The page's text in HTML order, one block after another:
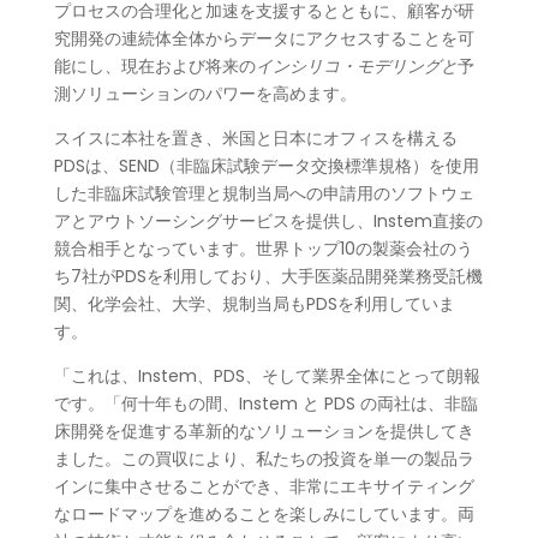
プロセスの合理化と加速を支援するとともに、顧客が研
究開発の連続体全体からデータにアクセスすることを可
能にし、現在および将来のインシリコ・モデリングと予
測ソリューションのパワーを高めます。
スイスに本社を置き、米国と日本にオフィスを構える
PDSは、SEND（非臨床試験データ交換標準規格）を使用
した非臨床試験管理と規制当局への申請用のソフトウェ
アとアウトソーシングサービスを提供し、Instem直接の
競合相手となっています。世界トップ10の製薬会社のう
ち7社がPDSを利用しており、大手医薬品開発業務受託機
関、化学会社、大学、規制当局もPDSを利用していま
す。
「これは、Instem、PDS、そして業界全体にとって朗報
です。「何十年もの間、Instem と PDS の両社は、非臨
床開発を促進する革新的なソリューションを提供してき
ました。この買収により、私たちの投資を単一の製品ラ
インに集中させることができ、非常にエキサイティング
なロードマップを進めることを楽しみにしています。両